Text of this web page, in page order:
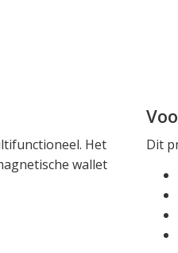
Het
wallet
Dit